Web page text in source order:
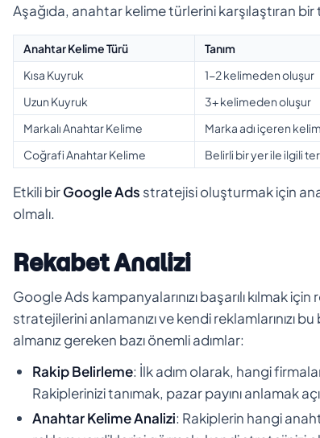
Aşağıda, anahtar kelime türlerini karşılaştıran
Anahtar Kelime Türü Tanım
Kısa Kuyruk
1-2 kelimeden oluşur
Uzun Kuyruk
3+ kelimeden oluşur
Markalı Anahtar Kelime
Marka adı içeren
Coğrafi Anahtar Kelime
Belirli bir yer ile ilgili
Etkili birGoogle Ads stratejisi oluşturmak için
olmalı.
Rekabet Analizi
Google Ads kampanyalarınızı başarılı kılmak
stratejilerini anlamanızı ve kendi
almanız gereken bazı önemli adımlar:
Rakip Belirleme: İlk adım olarak, hangi
Rakiplerinizi tanımak, pazar payını anlamak
Anahtar Kelime Analizi: Rakiplerin hangi